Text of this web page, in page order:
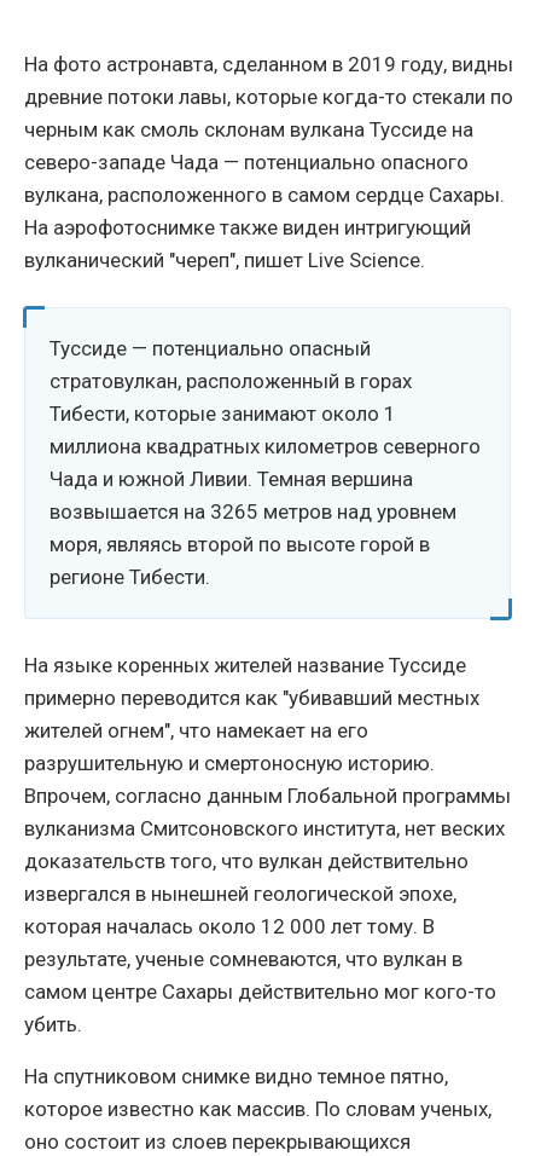
На фото астронавта, сделанном в 2019 году, видны
древние потоки лавы, которые когда-то стекали по
черным как смоль склонам вулкана Туссиде на
северо-западе Чада — потенциально опасного
вулкана, расположенного в самом сердце Сахары.
На аэрофотоснимке также виден интригующий
вулканический "череп", пишет Live Science.
Туссиде — потенциально опасный
стратовулкан, расположенный в горах
Тибести, которые занимают около 1
миллиона квадратных километров северного
Чада и южной Ливии. Темная вершина
возвышается на 3265 метров над уровнем
моря, являясь второй по высоте горой в
регионе Тибести.
На языке коренных жителей название Туссиде
примерно переводится как "убивавший местных
жителей огнем", что намекает на его
разрушительную и смертоносную историю.
Впрочем, согласно данным Глобальной программы
вулканизма Смитсоновского института, нет веских
доказательств того, что вулкан действительно
извергался в нынешней геологической эпохе,
которая началась около 12 000 лет тому. В
результате, ученые сомневаются, что вулкан в
самом центре Сахары действительно мог кого-то
убить.
На спутниковом снимке видно темное пятно,
которое известно как массив. По словам ученых,
оно состоит из слоев перекрывающихся